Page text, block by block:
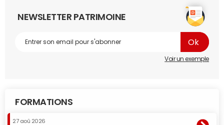
NEWSLETTER PATRIMOINE
Voir un exemple
FORMATIONS
27 aoû 2026